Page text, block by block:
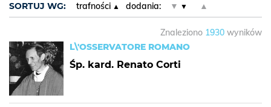
SORTUJ WG: trafności dodania: ▼ ▲
Znaleziono 1930 wyników
L\'OSSERVATORE ROMANO
Śp. kard. Renato Corti